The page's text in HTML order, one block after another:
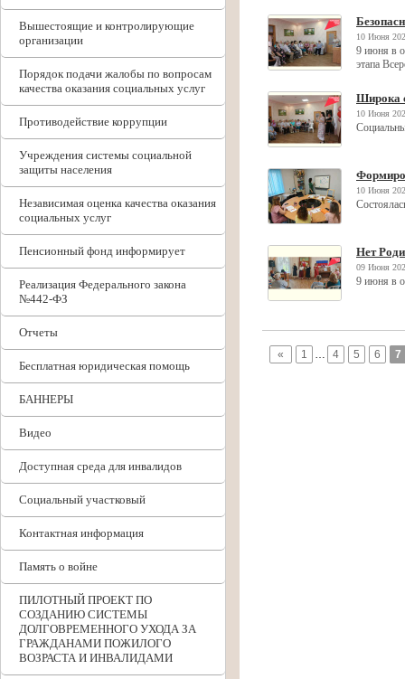
Вышестоящие и контролирующие
организации
Порядок подачи жалобы по вопросам
качества оказания социальных услуг
Противодействие коррупции
Учреждения системы социальной
защиты населения
Независимая оценка качества оказания
социальных услуг
Пенсионный фонд информирует
Реализация Федерального закона
№442-ФЗ
Отчеты
Бесплатная юридическая помощь
БАННЕРЫ
Видео
Доступная среда для инвалидов
Социальный участковый
Контактная информация
Память о войне
ПИЛОТНЫЙ ПРОЕКТ ПО
СОЗДАНИЮ СИСТЕМЫ
ДОЛГОВРЕМЕННОГО УХОДА ЗА
ГРАЖДАНАМИ ПОЖИЛОГО
ВОЗРАСТА И ИНВАЛИДАМИ
10 Июня
9 июня в
этапа
Широка
10 Июня
10 Июня
Нет
09 Июня
9 июня в
« 1 … 4 5 6 7